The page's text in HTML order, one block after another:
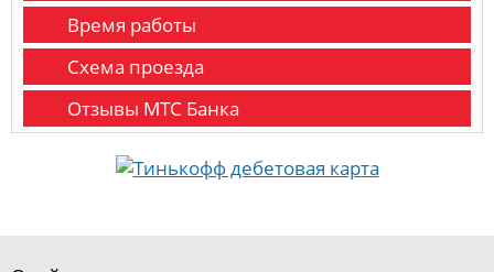
Время работы
Схема проезда
Отзывы МТС Банка